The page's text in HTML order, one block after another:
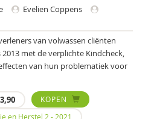
Evelien Coppens
van volwassen cliënten
met de verplichte Kindcheck,
van hun problematiek voor
KOPEN
en Herstel 2 - 2021